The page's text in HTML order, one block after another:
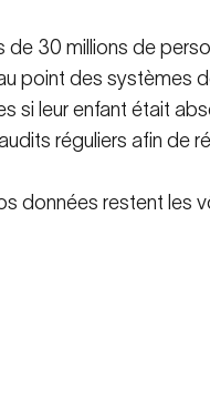
de 30 millions de
point des systèmes
si leur enfant était
réguliers afin de
données restent les